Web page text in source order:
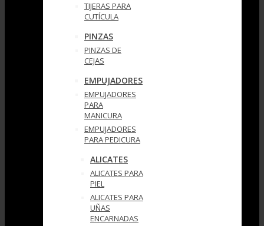
TIJERAS PARA
CUTÍCULA
PINZAS
PINZAS DE
CEJAS
EMPUJADORES
EMPUJADORES
PARA
MANICURA
EMPUJADORES
PARA PEDICURA
ALICATES
ALICATES PARA
PIEL
ALICATES PARA
UÑAS
ENCARNADAS